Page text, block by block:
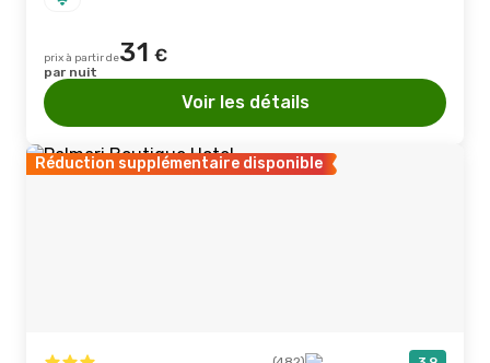
prix à partir de31 €
par nuit
Voir les détails
Réduction supplémentaire disponible